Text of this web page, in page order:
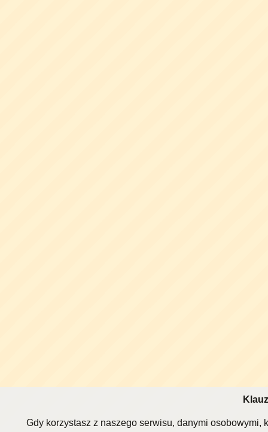
Gdy korzystasz z naszego serwisu, danymi osobowymi,